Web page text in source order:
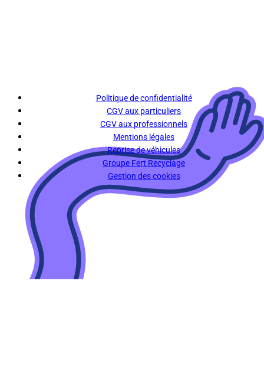
Politique de confidentialité
CGV aux particuliers
CGV aux professionnels
Mentions légales
Reprise de véhicules
Groupe Fert Recyclage
Gestion des cookies